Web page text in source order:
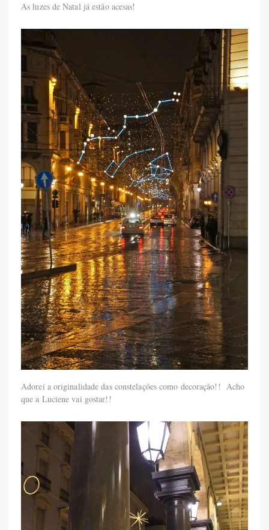
As luzes de Natal já estão acesas!
Adorei a originalidade das constelações como decoração!! Acho
que a Luciene vai gostar!!